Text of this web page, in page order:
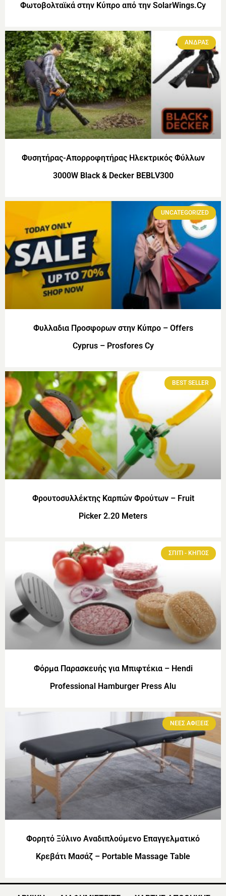
Φωτοβολταϊκά στην Κύπρο από την SolarWings.Cy
ΑΝΔΡΑΣ
Φυσητήρας-Απορροφητήρας Ηλεκτρικός Φύλλων
3000W Black & Decker BEBLV300
UNCATEGORIZED
Φυλλαδια Προσφορων στην Κύπρο – Offers
Cyprus – Prosfores Cy
BEST SELLER
Φρουτοσυλλέκτης Καρπών Φρούτων – Fruit
Picker 2.20 Meters
ΣΠΙΤΙ - ΚΗΠΟΣ
Φόρμα Παρασκευής για Μπιφτέκια – Hendi
Professional Hamburger Press Alu
ΝΕΕΣ ΑΦΙΞΕΙΣ
Φορητό Ξύλινο Αναδιπλούμενο Επαγγελματικό
Κρεβάτι Μασάζ – Portable Massage Table